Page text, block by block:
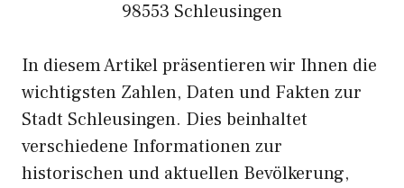
98553 Schleusingen
In diesem Artikel präsentieren wir Ihnen die
wichtigsten Zahlen, Daten und Fakten zur
Stadt Schleusingen. Dies beinhaltet
verschiedene Informationen zur
historischen und aktuellen Bevölkerung,